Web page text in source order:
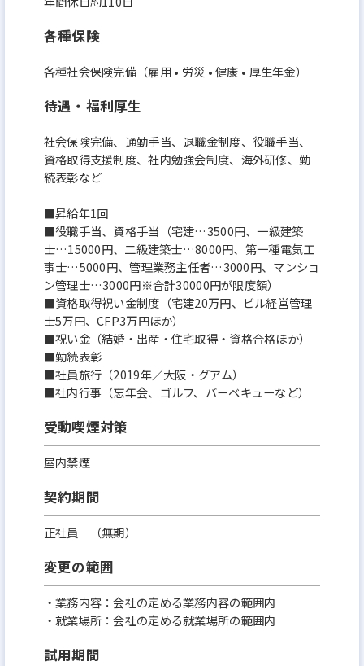
各種保険
各種社会保険完備（雇用 • 労災 • 健康 • 厚生年金）
待遇・福利厚生
社会保険完備、通勤手当、退職金制度、役職手当、
資格取得支援制度、社内勉強会制度、海外研修、勤
続表彰など
■昇給年1回
■役職手当、資格手当（宅建…3500円、一級建築
士…15000円、二級建築士…8000円、第一種電気工
事士…5000円、管理業務主任者…3000円、マンショ
ン管理士…3000円※合計30000円が限度額）
■資格取得祝い金制度（宅建20万円、ビル経営管理
士5万円、CFP3万円ほか）
■祝い金（結婚・出産・住宅取得・資格合格ほか）
■勤続表彰
■社員旅行（2019年／大阪・グアム）
■社内行事（忘年会、ゴルフ、バーベキューなど）
受動喫煙対策
屋内禁煙
契約期間
正社員 （無期）
変更の範囲
・業務内容：会社の定める業務内容の範囲内
・就業場所：会社の定める就業場所の範囲内
試用期間